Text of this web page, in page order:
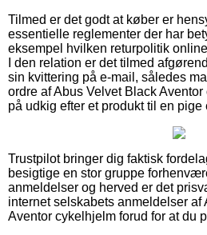
Tilmed er det godt at køber er
essentielle reglementer der har
eksempel hvilken returpolitik
I den relation er det tilmed
sin kvittering på e-mail, således
ordre af Abus Velvet Black
på udkig efter et produkt til en pige
Trustpilot bringer dig faktisk
besigtige en stor gruppe
anmeldelser og herved er det
internet selskabets anmeldelser af
Aventor cykelhjelm forud for at du